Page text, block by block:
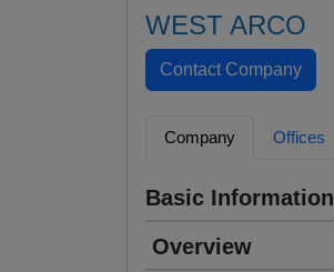
WEST ARCO
Company Offices
Basic Information
Overview